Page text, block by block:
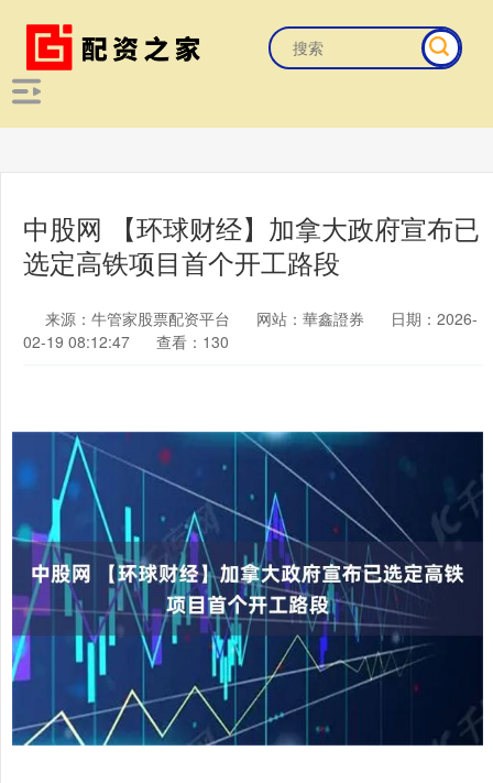
中股网 【环球财经】加拿大政府宣布已
选定高铁项目首个开工路段
来源：牛管家股票配资平台 网站：華鑫證券
日期：2026-
02-19 08:12:47
查看：130